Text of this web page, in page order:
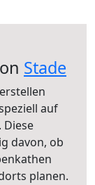
Stade
auf
davon, ob
planen.